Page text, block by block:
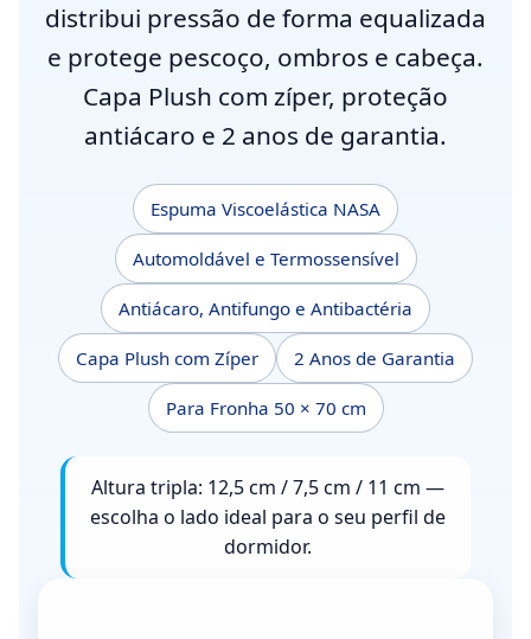
distribui pressão de forma equalizada
e protege pescoço, ombros e cabeça.
Capa Plush com zíper, proteção
antiácaro e 2 anos de garantia.
Espuma Viscoelástica NASA
Automoldável e Termossensível
Antiácaro, Antifungo e Antibactéria
Capa Plush com Zíper 2 Anos de Garantia
Para Fronha 50 × 70 cm
Altura tripla: 12,5 cm / 7,5 cm / 11 cm —
escolha o lado ideal para o seu perfil de
dormidor.